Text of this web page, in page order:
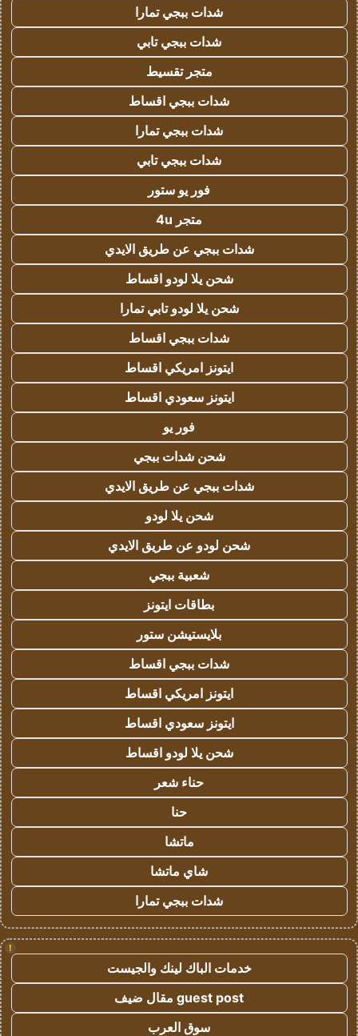
شدات ببجي تمارا
شدات ببجي تابي
متجر تقسيط
شدات ببجي اقساط
شدات ببجي تمارا
شدات ببجي تابي
فور يو ستور
متجر 4u
شدات ببجي عن طريق الايدي
شحن يلا لودو اقساط
شحن يلا لودو تابي تمارا
شدات ببجي اقساط
ايتونز امريكي اقساط
ايتونز سعودي اقساط
فور يو
شحن شدات ببجي
شدات ببجي عن طريق الايدي
شحن يلا لودو
شحن لودو عن طريق الايدي
شعبية ببجي
بطاقات ايتونز
بلايستيشن ستور
شدات ببجي اقساط
ايتونز امريكي اقساط
ايتونز سعودي اقساط
شحن يلا لودو اقساط
حناء شعر
حنا
ماتشا
شاي ماتشا
شدات ببجي تمارا
!
خدمات الباك لينك والجيست
guest post مقال ضيف
سوق العرب